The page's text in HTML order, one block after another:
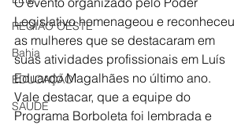
REGIÃO OESTE
Bahia
EDUCAÇÃO
SAÚDE
Legislativo homenageou e reconheceu
as mulheres que se destacaram em
suas atividades profissionais em Luís
Eduardo Magalhães no último ano.
Vale destacar, que a equipe do
Programa Borboleta foi lembrada e